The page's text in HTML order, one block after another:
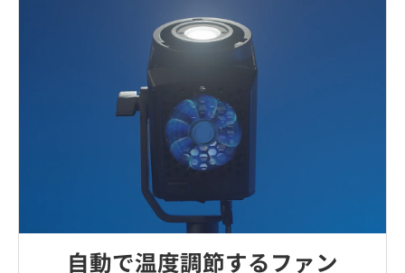
自動で温度調節するファン